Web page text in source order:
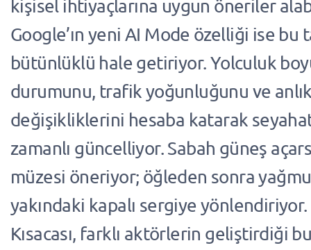
kişisel ihtiyaçlarına uygun öneriler
Google’ın yeni AI Mode özelliği ise bu
bütünlüklü hale getiriyor. Yolculuk
durumunu, trafik yoğunluğunu ve
değişikliklerini hesaba katarak
zamanlı güncelliyor. Sabah güneş
müzesi öneriyor; öğleden sonra
yakındaki kapalı sergiye yönlendiriyor.
Kısacası, farklı aktörlerin geliştirdiği